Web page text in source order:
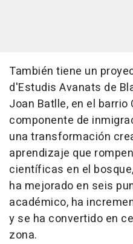
También tiene un
d'Estudis Avanats de
Joan Batlle, en el
componente de
una transformación
aprendizaje que
científicas en el
ha mejorado en seis
académico, ha
y se ha convertido en
zona.